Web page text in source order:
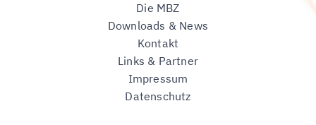
Die MBZ
Downloads & News
Kontakt
Links & Partner
Impressum
Datenschutz